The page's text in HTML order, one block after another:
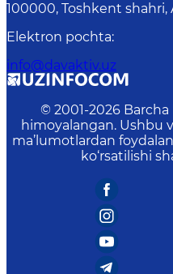
100000, Toshkent shahri,
Elektron pochta:
info@davaktiv.uz
© 2001-2026
himoyalangan. Ushbu
ma’lumotlardan
ko‘rsatilishi